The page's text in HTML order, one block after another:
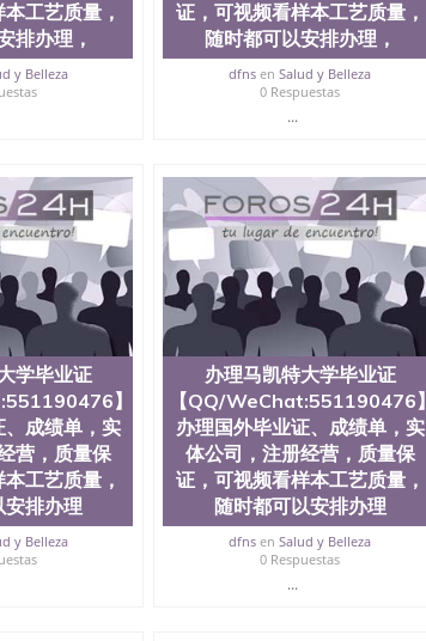
更新信息， 能够在时间掌握的海外学历文凭的样
集到原版实物，以求达到客户的需求。 我们的优
过品质和效率不断优化，为您倾情诠释什么是高性
办理毕业证成绩单、教育部认证,录取通知
制学位证书、毕业证文凭、文凭毕业证、毕业证
员证明、留学生认证、学历认证、文凭认证学位
、美国文凭学历、澳洲文凭学历、加拿大文凭学
圣何塞州立大学毕业证（San Jose State
）圣何塞州立大学毕业证（San Jose State
）圣何塞州立大学成绩单（ San Jose State
）成绩单圣何塞州立大学文凭（San Jose
）圣何塞州立大学（San Jose State
）圣何塞州立大学（San Jose State University）
州立大学文凭（San Jose State University）文凭
州立大学学历（ San Jose State University）圣何
大学学历（San Jose State University）圣 塞州立
（San Jose State University）圣何塞州立大学
State University）圣何塞州立大学（San Jose
University）圣何塞州立大学学位证（San Jose
University）圣何塞州立大学（San Jose State
）圣何塞州立大学（San Jose State University）圣
学学位证（San Jose State University）圣何塞州
学结业证（San Jose State University）圣何塞州
工艺质量，
排办理，
y Belleza
证，可视频看样本工艺质量，
随时都可以安排办理，
dfns enSalud y Belleza
0 Respuestas
...
学毕业证
】
、成绩单，实
营，质量保
工艺质量，
安排办理
y Belleza
办理马凯特大学毕业证
【QQ/WeChat:551190476】
办理国外毕业证、成绩单，实
体公司，注册经营，质量保
证，可视频看样本工艺质量，
随时都可以安排办理
dfns enSalud y Belleza
0 Respuestas
...